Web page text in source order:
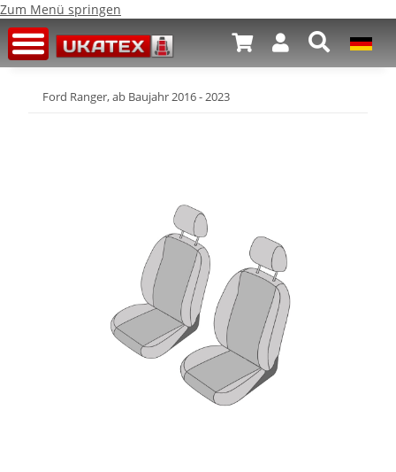
Zum Menü springen
Ford Ranger, ab Baujahr 2016 - 2023